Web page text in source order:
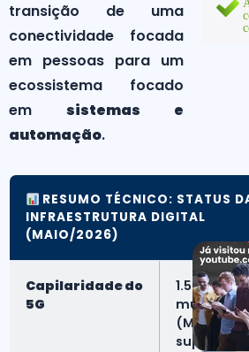
transição de uma
conectividade focada
em pessoas para um
ecossistema focado
em sistemas e
automação.
RESUMO TÉCNICO: STATUS
INFRAESTRUTURA DIGITAL
(MAIO/2026)
Capilaridade do
5G
1.500+
municípios
(Metas